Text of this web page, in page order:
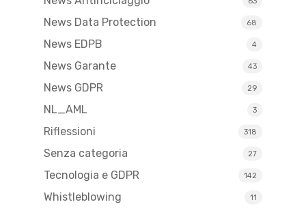
News Data Protection 68
News EDPB 4
News Garante 43
News GDPR 29
NL_AML 3
Riflessioni 318
Senza categoria 27
Tecnologia e GDPR 142
Whistleblowing 11